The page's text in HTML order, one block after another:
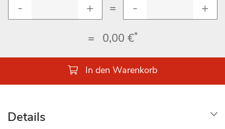
=
= 0,00 €*
In den Warenkorb
Details